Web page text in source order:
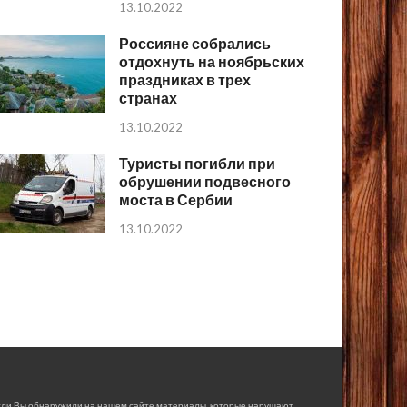
13.10.2022
Россияне собрались
отдохнуть на ноябрьских
праздниках в трех
странах
13.10.2022
Туристы погибли при
обрушении подвесного
моста в Сербии
13.10.2022